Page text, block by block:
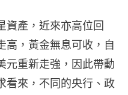
資產，近來亦高位回
高，黃金無息可收，自
元重新走強，因此帶動
看來，不同的央行、政